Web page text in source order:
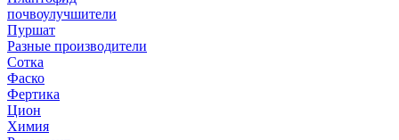
почвоулучшители
Пуршат
Разные производители
Сотка
Фаско
Фертика
Цион
Химия